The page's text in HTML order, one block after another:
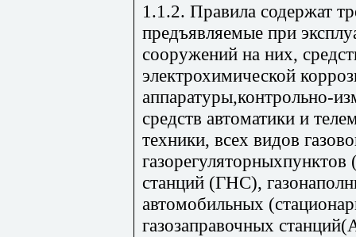
1.1.2. Правила содержат
предъявляемые при
сооружений на них,
электрохимической
аппаратуры,контрольно-
средств автоматики и
техники, всех видов
станций (ГНС),
автомобильных
газозаправочных